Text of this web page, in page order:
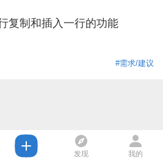
复制和插入一行的功能
#需求/建议
发现 我的